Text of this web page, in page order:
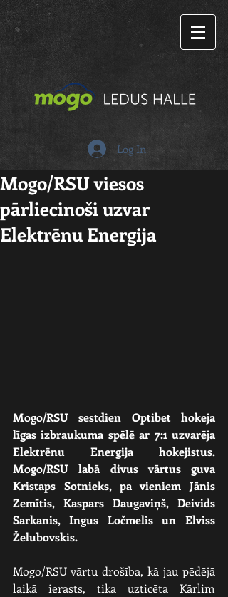
Log In
Mogo/RSU viesos
pārliecinoši uzvar
Elektrēnu Energija
Mogo/RSU sestdien Optibet hokeja
līgas izbraukuma spēlē ar 7:1 uzvarēja
Elektrēnu Energija hokejistus.
Mogo/RSU labā divus vārtus guva
Kristaps Sotnieks, pa vieniem Jānis
Zemītis, Kaspars Daugaviņš, Deivids
Sarkanis, Ingus Ločmelis un Elviss
Želubovskis.
Mogo/RSU vārtu drošība, kā jau pēdējā
laikā ierasts, tika uzticēta Kārlim